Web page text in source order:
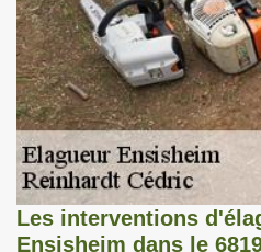
Les interventions
Ensisheim dans le